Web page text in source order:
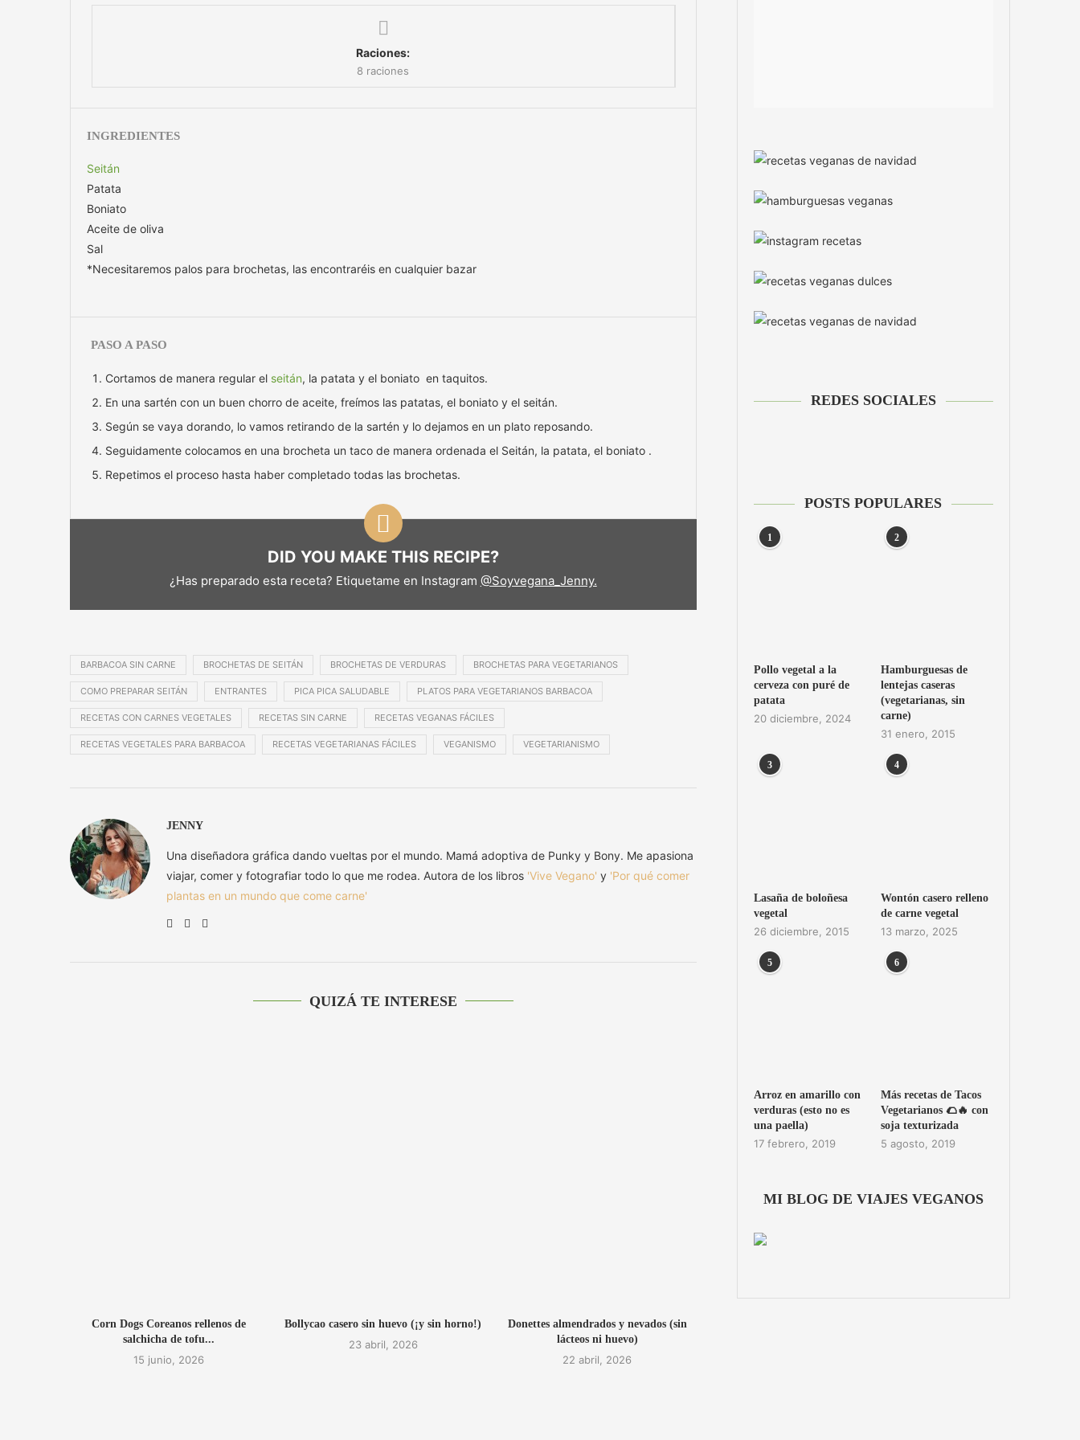
Raciones:
8 raciones
INGREDIENTES
Seitán
Patata
Boniato
Aceite de oliva
Sal
*Necesitaremos palos para brochetas, las encontraréis en cualquier bazar
PASO A PASO
Cortamos de manera regular el seitán, la patata y el boniato en taquitos.
En una sartén con un buen chorro de aceite, freímos las patatas, el boniato y el seitán.
Según se vaya dorando, lo vamos retirando de la sartén y lo dejamos en un plato reposando.
Seguidamente colocamos en una brocheta un taco de manera ordenada el Seitán, la patata, el boniato .
Repetimos el proceso hasta haber completado todas las brochetas.
DID YOU MAKE THIS RECIPE?
¿Has preparado esta receta? Etiquetame en Instagram @Soyvegana_Jenny.
BARBACOA SIN CARNE BROCHETAS DE SEITÁN BROCHETAS DE VERDURAS BROCHETAS PARA VEGETARIANOS
COMO PREPARAR SEITÁN ENTRANTES PICA PICA SALUDABLE PLATOS PARA VEGETARIANOS BARBACOA
RECETAS CON CARNES VEGETALES RECETAS SIN CARNE RECETAS VEGANAS FÁCILES
RECETAS VEGETALES PARA BARBACOA RECETAS VEGETARIANAS FÁCILES VEGANISMO VEGETARIANISMO
JENNY
Una diseñadora gráfica dando vueltas por el mundo. Mamá adoptiva de Punky y Bony. Me apasiona
viajar, comer y fotografiar todo lo que me rodea. Autora de los libros 'Vive Vegano' y 'Por qué comer
plantas en un mundo que come carne'
QUIZÁ TE INTERESE
Corn Dogs Coreanos rellenos de
salchicha de tofu...
15 junio, 2026
Bollycao casero sin huevo (¡y sin horno!)
23 abril, 2026
Donettes almendrados y nevados (sin
lácteos ni huevo)
22 abril, 2026
REDES SOCIALES
POSTS POPULARES
1
Pollo vegetal a la
cerveza con puré de
patata
20 diciembre, 2024
2
Hamburguesas de
lentejas caseras
(vegetarianas, sin
carne)
31 enero, 2015
3
Lasaña de boloñesa
vegetal
26 diciembre, 2015
4
Wontón casero relleno
de carne vegetal
13 marzo, 2025
5
Arroz en amarillo con
verduras (esto no es
una paella)
17 febrero, 2019
6
Más recetas de Tacos
Vegetarianos 🌮🔥 con
soja texturizada
5 agosto, 2019
MI BLOG DE VIAJES VEGANOS